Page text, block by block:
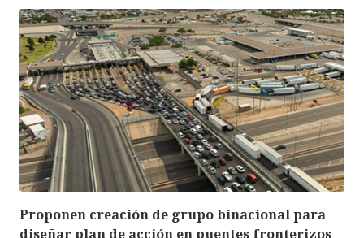
Proponen creación de grupo binacional para
diseñar plan de acción en puentes fronterizos